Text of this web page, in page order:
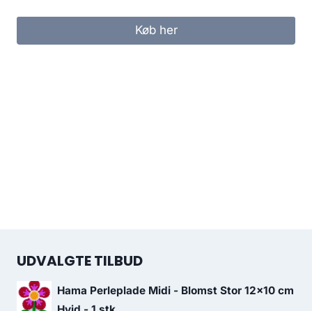
Køb her
UDVALGTE TILBUD
Hama Perleplade Midi - Blomst Stor 12x10 cm